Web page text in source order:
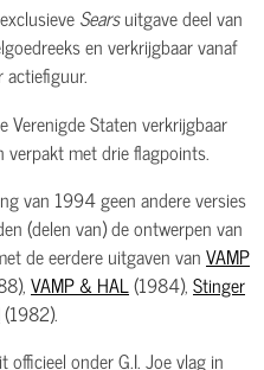
Searsuitgave deel van
en verkrijgbaar vanaf
Verenigde Staten verkrijgbaar
met drie flagpoints.
van 1994 geen andere versies
(delen van) de ontwerpen van
de eerdere uitgaven vanVAMP
VAMP & HAL(1984),Stinger
(1982).
onder G.I. Joe vlag in